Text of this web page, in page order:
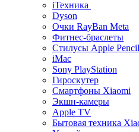
iТехника
Dyson
Очки RayBan Meta
Фитнес-браслеты
Стилусы Apple Pencil
iMac
Sony PlayStation
Гироскутер
Смартфоны Xiaomi
Экшн-камеры
Apple TV
Бытовая техника